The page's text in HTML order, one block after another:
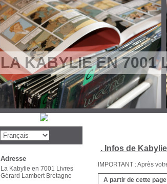
LA KABYLIE EN 7001
. Infos de
IMPORTANT : Après
A partir de cette
Adresse
La Kabylie en 7001 Livres
Gérard Lambert Bretagne